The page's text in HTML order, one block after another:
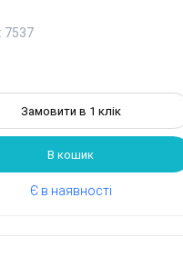
7537
Замовити в 1 клік
В кошик
Є в наявності